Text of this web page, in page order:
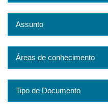
Assunto
Áreas de conhecimento
Tipo de Documento